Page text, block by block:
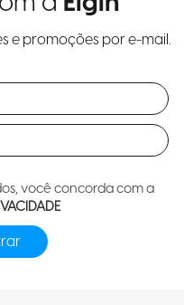
e promoções por e-mail.
você concorda com a